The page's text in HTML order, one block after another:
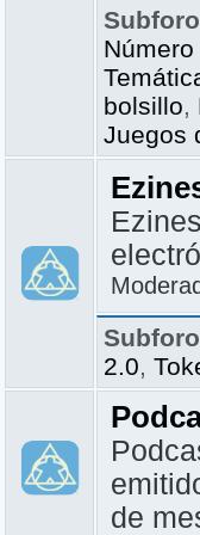
bolsillo,
Juegos
2.0,
de